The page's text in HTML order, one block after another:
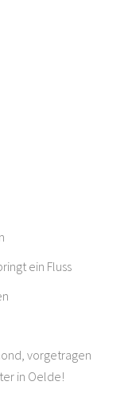
ein Fluss
vorgetragen
in Oelde!